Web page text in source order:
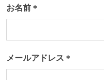
お名前 *
メールアドレス *